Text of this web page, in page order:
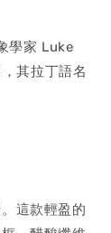
學家 Luke
其拉丁語名
這款輕盈的